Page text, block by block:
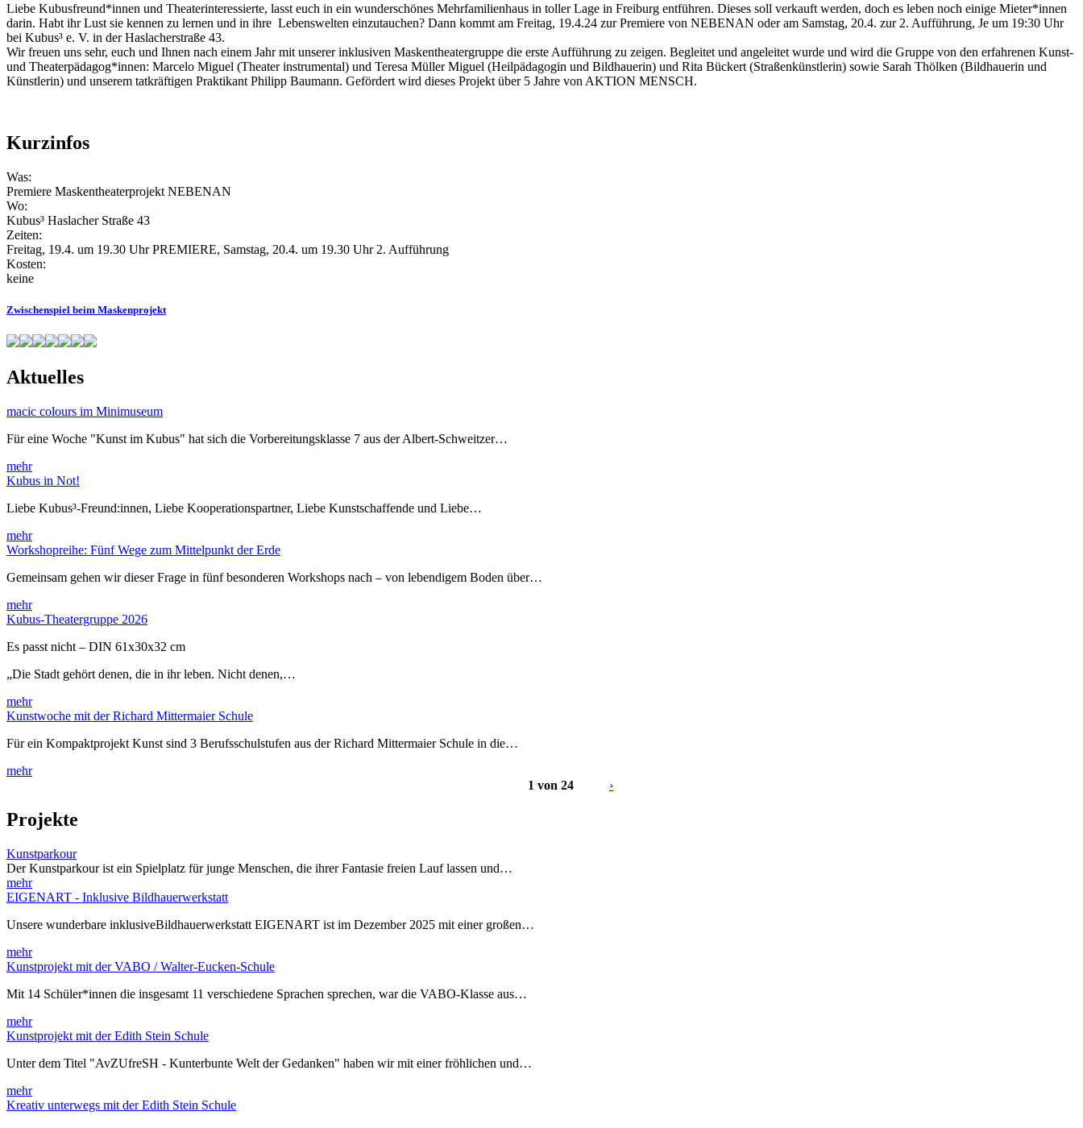
Liebe Kubusfreund*innen und Theaterinteressierte, lasst euch in ein wunderschönes Mehrfamilienhaus in toller Lage in Freiburg entführen. Dieses soll verkauft werden, doch es leben noch einige Mieter*innen
darin. Habt ihr Lust sie kennen zu lernen und in ihre Lebenswelten einzutauchen? Dann kommt am Freitag, 19.4.24 zur Premiere von NEBENAN oder am Samstag, 20.4. zur 2. Aufführung, Je um 19:30 Uhr
bei Kubus³ e. V. in der Haslacherstraße 43.
Wir freuen uns sehr, euch und Ihnen nach einem Jahr mit unserer inklusiven Maskentheatergruppe die erste Aufführung zu zeigen. Begleitet und angeleitet wurde und wird die Gruppe von den erfahrenen Kunst-
und Theaterpädagog*innen: Marcelo Miguel (Theater instrumental) und Teresa Müller Miguel (Heilpädagogin und Bildhauerin) und Rita Bückert (Straßenkünstlerin) sowie Sarah Thölken (Bildhauerin und
Künstlerin) und unserem tatkräftigen Praktikant Philipp Baumann. Gefördert wird dieses Projekt über 5 Jahre von AKTION MENSCH.
Kurzinfos
Was:
Premiere Maskentheaterprojekt NEBENAN
Wo:
Kubus³ Haslacher Straße 43
Zeiten:
Freitag, 19.4. um 19.30 Uhr PREMIERE, Samstag, 20.4. um 19.30 Uhr 2. Aufführung
Kosten:
keine
Zwischenspiel beim Maskenprojekt
Aktuelles
macic colours im Minimuseum
Für eine Woche "Kunst im Kubus" hat sich die Vorbereitungsklasse 7 aus der Albert-Schweitzer…
mehr
Kubus in Not!
Liebe Kubus³-Freund:innen, Liebe Kooperationspartner, Liebe Kunstschaffende und Liebe…
mehr
Workshopreihe: Fünf Wege zum Mittelpunkt der Erde
Gemeinsam gehen wir dieser Frage in fünf besonderen Workshops nach – von lebendigem Boden über…
mehr
Kubus-Theatergruppe 2026
Es passt nicht – DIN 61x30x32 cm
„Die Stadt gehört denen, die in ihr leben. Nicht denen,…
mehr
Kunstwoche mit der Richard Mittermaier Schule
Für ein Kompaktprojekt Kunst sind 3 Berufsschulstufen aus der Richard Mittermaier Schule in die…
mehr
1 von 24
›
Projekte
Kunstparkour
Der Kunstparkour ist ein Spielplatz für junge Menschen, die ihrer Fantasie freien Lauf lassen und…
mehr
EIGENART - Inklusive Bildhauerwerkstatt
Unsere wunderbare inklusiveBildhauerwerkstatt EIGENART ist im Dezember 2025 mit einer großen…
mehr
Kunstprojekt mit der VABO / Walter-Eucken-Schule
Mit 14 Schüler*innen die insgesamt 11 verschiedene Sprachen sprechen, war die VABO-Klasse aus…
mehr
Kunstprojekt mit der Edith Stein Schule
Unter dem Titel "AvZUfreSH - Kunterbunte Welt der Gedanken" haben wir mit einer fröhlichen und…
mehr
Kreativ unterwegs mit der Edith Stein Schule